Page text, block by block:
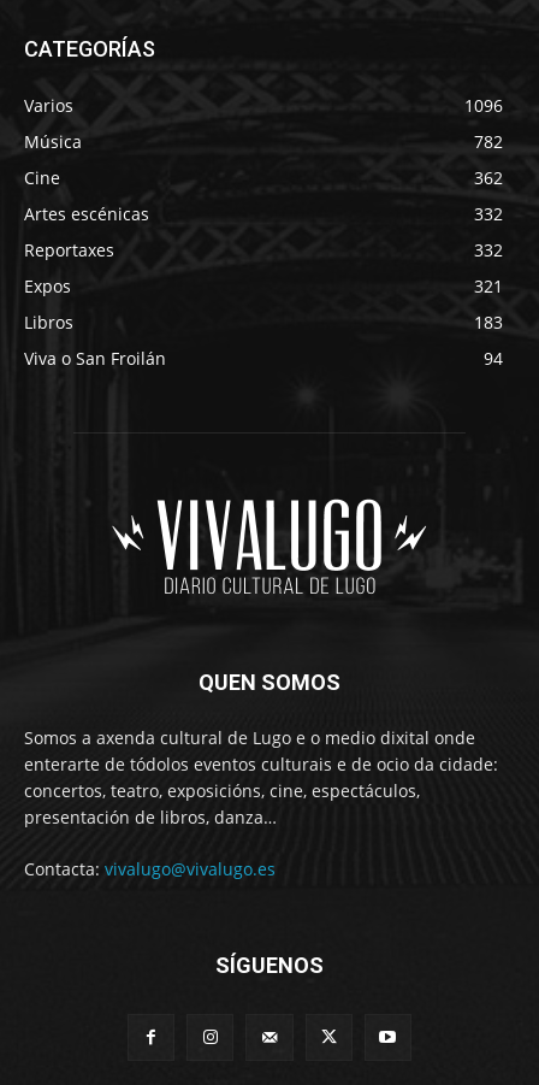
CATEGORÍAS
Varios
1096
Música
782
Cine
362
Artes escénicas
332
Reportaxes
332
Expos
321
Libros
183
Viva o San Froilán
94
QUEN SOMOS
Somos a axenda cultural de Lugo e o medio dixital onde
enterarte de tódolos eventos culturais e de ocio da cidade:
concertos, teatro, exposicións, cine, espectáculos,
presentación de libros, danza…
Contacta: vivalugo@vivalugo.es
SÍGUENOS